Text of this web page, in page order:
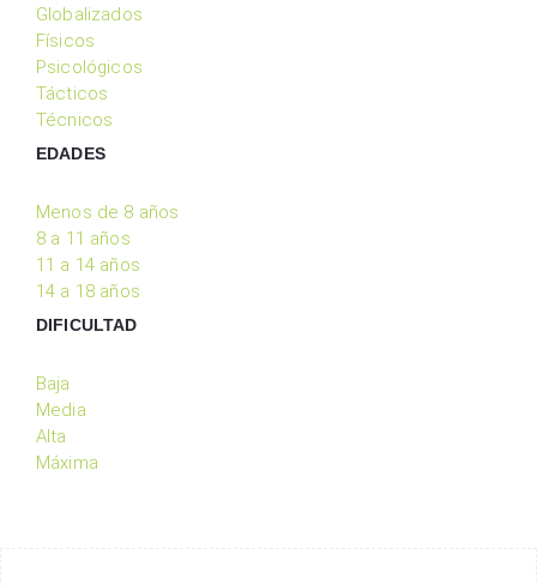
Globalizados
Físicos
Psicológicos
Tácticos
Técnicos
EDADES
Menos de 8 años
8 a 11 años
11 a 14 años
14 a 18 años
DIFICULTAD
Baja
Media
Alta
Máxima